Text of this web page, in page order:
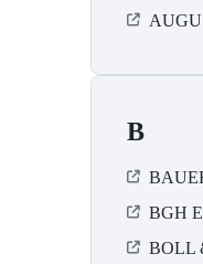
B
BGH
BOLL